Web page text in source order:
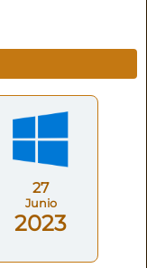
27
Junio
2023